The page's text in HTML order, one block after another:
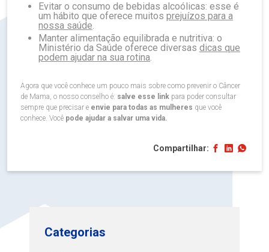
Evitar o consumo de bebidas alcoólicas: esse é
um hábito que oferece muitos prejuízos para a
nossa saúde.
Manter alimentação equilibrada e nutritiva: o
Ministério da Saúde oferece diversas dicas que
podem ajudar na sua rotina.
Agora que você conhece um pouco mais sobre como prevenir o Câncer
de Mama, o nosso conselho é: salve esse link para poder consultar
sempre que precisar e envie para todas as mulheres que você
conhece. Você pode ajudar a salvar uma vida.
Compartilhar:
Categorias